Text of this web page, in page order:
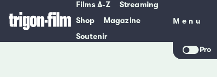
Films A-Z
Streaming
Shop
Magazine
Soutenir
Menu
Menu
Pro